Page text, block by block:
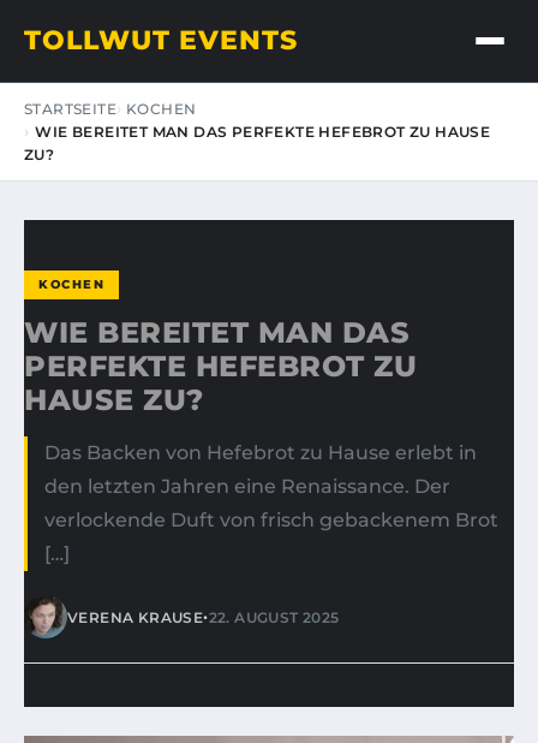
TOLLWUT EVENTS
STARTSEITE KOCHEN
WIE BEREITET MAN DAS PERFEKTE HEFEBROT ZU HAUSE
ZU?
KOCHEN
WIE BEREITET MAN DAS
PERFEKTE HEFEBROT ZU
HAUSE ZU?
Das Backen von Hefebrot zu Hause erlebt in
den letzten Jahren eine Renaissance. Der
verlockende Duft von frisch gebackenem Brot
[…]
VERENA KRAUSE•22. AUGUST 2025